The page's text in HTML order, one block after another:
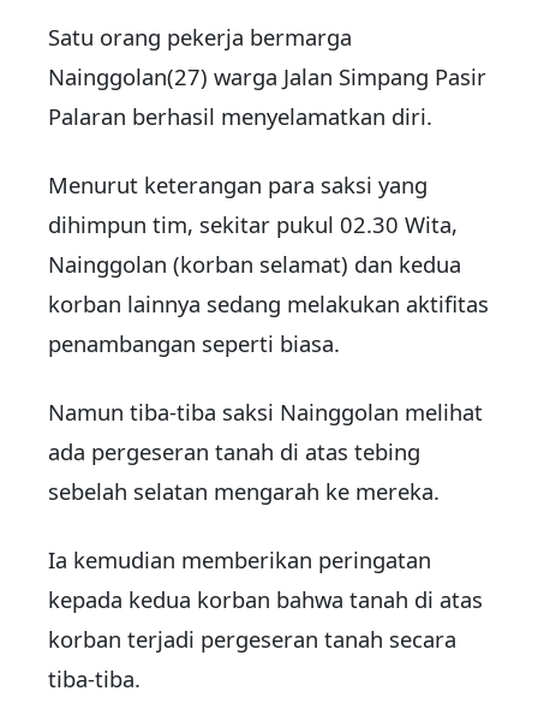
Satu orang pekerja bermarga
Nainggolan(27) warga Jalan Simpang Pasir
Palaran berhasil menyelamatkan diri.
Menurut keterangan para saksi yang
dihimpun tim, sekitar pukul 02.30 Wita,
Nainggolan (korban selamat) dan kedua
korban lainnya sedang melakukan aktifitas
penambangan seperti biasa.
Namun tiba-tiba saksi Nainggolan melihat
ada pergeseran tanah di atas tebing
sebelah selatan mengarah ke mereka.
Ia kemudian memberikan peringatan
kepada kedua korban bahwa tanah di atas
korban terjadi pergeseran tanah secara
tiba-tiba.